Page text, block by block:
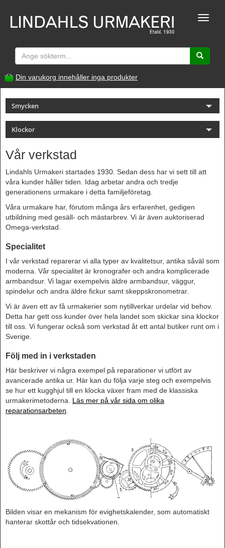
Toggle
Din varukorg innehåller inga produkter
Smycken
Klockor
Vår verkstad
Lindahls Urmakeri startades 1930. Sedan dess har vi sett till att
våra kunder håller tiden. Idag arbetar andra och tredje
generationens urmakare i detta familjeföretag.
Våra urmakare har, förutom många års erfarenhet, gedigen
utbildning med gesäll- och mästarbrev. Vi är även auktoriserad
Omega-verkstad.
Specialitet
I vår verkstad reparerar vi alla typer av kvalitetsur, antika såväl som
moderna. Vår specialitet är kronografer och andra komplicerade
armbandsur. Vi lagar exempelvis äldre armbandsur, väggur,
spindelur och andra äldre fickur samt skeppskronometrar.
Vi är även ett av få urmakerier som nytillverkar urdelar vid behov.
Detta har gett oss kunder över hela landet som skickar sina klockor
till oss. Vi fungerar också som verkstad åt ett antal butiker runt om i
Sverige.
Följ med in i verkstaden
Här beskriver vi några exempel på reparationer vi utfört av
avancerade antika ur. Här kan du följa varje steg och exempelvis
se hur ett kugghjul till en klocka växer fram med de klassiska
urmakerimetoderna. Läs mer på vår sida om olika
reparationsarbeten
Bilden visar en mekanism för evighetskalender, som automatiskt
hanterar skottår och tidsekvationen.